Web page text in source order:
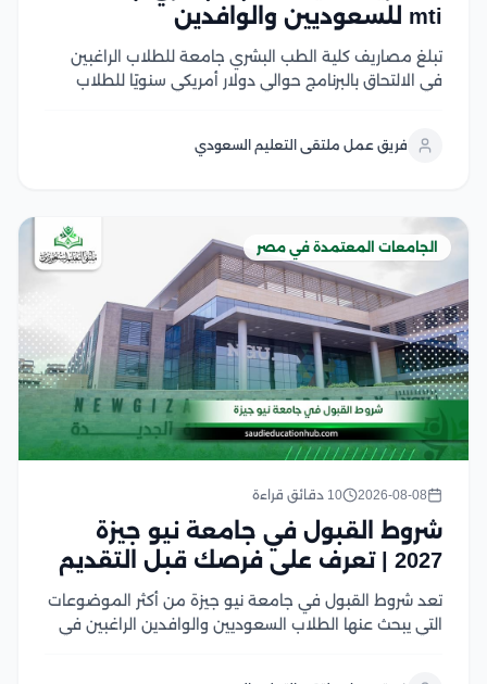
mti للسعوديين والوافدين
تبلغ مصاريف كلية الطب البشري جامعة للطلاب الراغبين
في الالتحاق بالبرنامج حوالي دولار أمريكي سنويًا للطلاب
التفاصيل وتكون معتمدة في هذا المقال نستعرض...
فريق عمل ملتقى التعليم السعودي
الجامعات المعتمدة في مصر
2026-08-08 10 دقائق قراءة
شروط القبول في جامعة نيو جيزة
2027 | تعرف على فرصك قبل التقديم
تعد شروط القبول في جامعة نيو جيزة من أكثر الموضوعات
التي يبحث عنها الطلاب السعوديين والوافدين الراغبين في